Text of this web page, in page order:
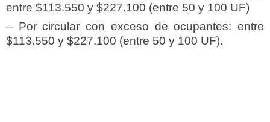
entre $113.550 y $227.100 (entre 50 y 100 UF)
– Por circular con exceso de ocupantes: entre
$113.550 y $227.100 (entre 50 y 100 UF).